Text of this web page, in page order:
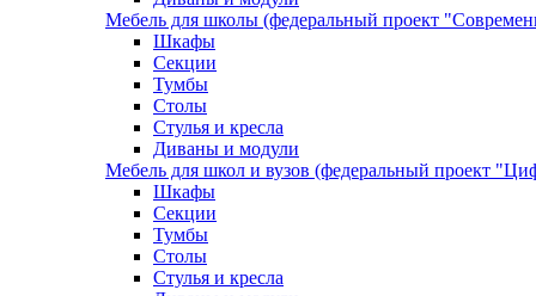
Мебель для школы (федеральный проект
Шкафы
Секции
Тумбы
Столы
Стулья и кресла
Диваны и модули
Мебель для школ и вузов (федеральный проект
Шкафы
Секции
Тумбы
Столы
Стулья и кресла